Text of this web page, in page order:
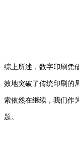
综上所述，数字印刷凭
效地突破了传统印刷的
索依然在继续，我们作
题。